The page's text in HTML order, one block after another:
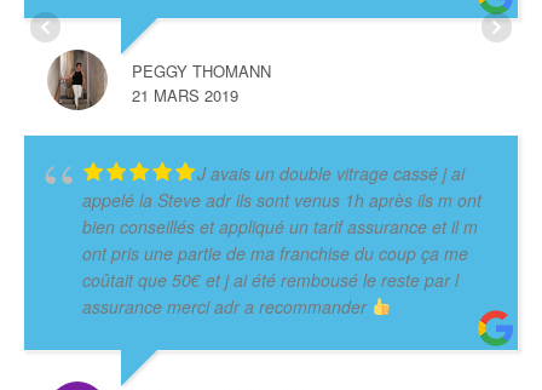
PEGGY THOMANN
21 MARS 2019
J avais un double vitrage cassé j ai
appelé la Steve adr ils sont venus 1h après ils m ont
bien conseillés et appliqué un tarif assurance et il m
ont pris une partie de ma franchise du coup ça me
coûtait que 50€ et j ai été rembousé le reste par l
assurance merci adr a recommander